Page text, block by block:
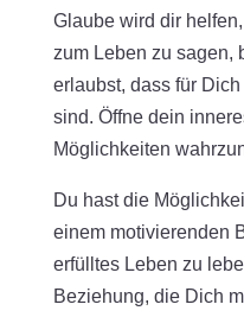
Glaube wird dir
zum Leben zu sagen,
erlaubst, dass für
sind. Öffne dein
Möglichkeiten
Du hast die
einem motivierenden
erfülltes Leben zu
Beziehung, die Dich